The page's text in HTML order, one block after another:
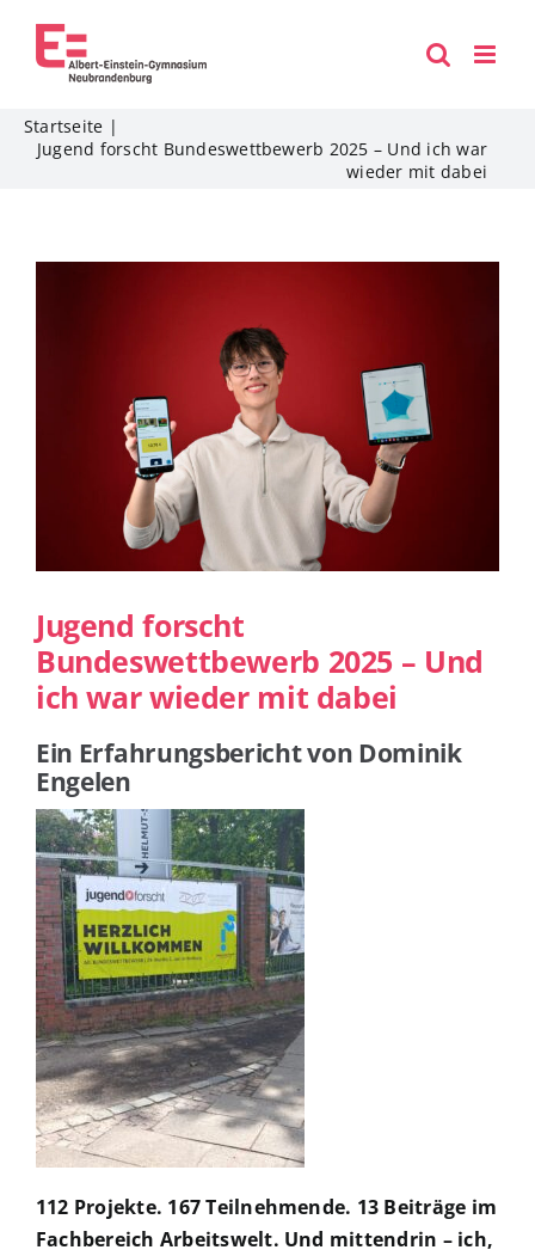
Inhalt
springen
Startseite
Jugend forscht Bundeswettbewerb 2025 – Und ich war
wieder mit dabei
Jugend forscht
Bundeswettbewerb 2025 – Und
ich war wieder mit dabei
Ein Erfahrungsbericht von Dominik
Engelen
112 Projekte. 167 Teilnehmende. 13 Beiträge im
Fachbereich Arbeitswelt. Und mittendrin – ich,